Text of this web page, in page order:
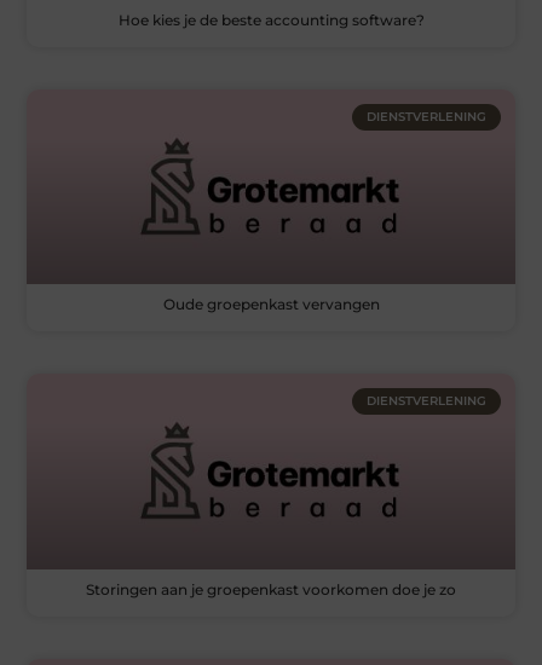
Hoe kies je de beste accounting software?
DIENSTVERLENING
Oude groepenkast vervangen
DIENSTVERLENING
Storingen aan je groepenkast voorkomen doe je zo